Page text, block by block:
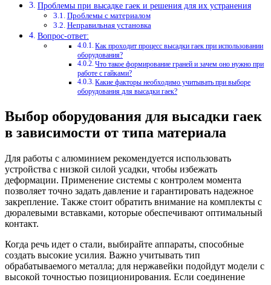
Проблемы при высадке гаек и решения для их устранения
Проблемы с материалом
Неправильная установка
Вопрос-ответ:
Как проходит процесс высадки гаек при использовании
оборудования?
Что такое формирование граней и зачем оно нужно при
работе с гайками?
Какие факторы необходимо учитывать при выборе
оборудования для высадки гаек?
Выбор оборудования для высадки гаек
в зависимости от типа материала
Для работы с алюминием рекомендуется использовать
устройства с низкой силой усадки, чтобы избежать
деформации. Применение системы с контролем момента
позволяет точно задать давление и гарантировать надежное
закрепление. Также стоит обратить внимание на комплекты с
дюралевыми вставками, которые обеспечивают оптимальный
контакт.
Когда речь идет о стали, выбирайте аппараты, способные
создать высокие усилия. Важно учитывать тип
обрабатываемого металла; для нержавейки подойдут модели с
высокой точностью позиционирования. Если соединение